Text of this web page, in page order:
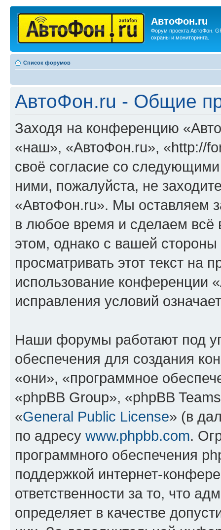
АвтоФон.ru
Форум проекта АвтоФон.
охраны и мониторинга.
Список форумов
АвтоФон.ru - Общие
Заходя на конференцию
«наш», «АвтоФон.ru», «http://
своё согласие со
ними, пожалуйста, не
«АвтоФон.ru». Мы оставляем
в любое время и сделаем всё
этом, однако с вашей
просматривать этот текст на
использование конференции
исправления условий
Наши форумы работают под
обеспечения для создания
«они», «программное
«phpBB Group», «phpBB
«General Public License» (в
по адресу www.phpbb.com.
программного обеспечения
поддержкой интернет-
ответственности за то, что
определяет в качестве